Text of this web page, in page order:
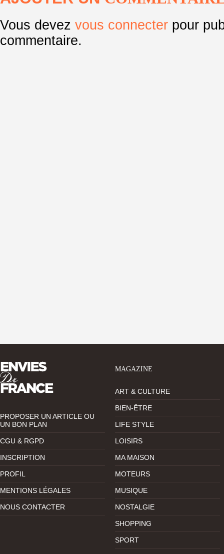
Vous devez vous connecter pour
commentaire.
PROPOSER UN ARTICLE OU
UN BON PLAN
CGU & RGPD
INSCRIPTION
PROFIL
MENTIONS LÉGALES
NOUS CONTACTER
MAGAZINE
ART & CULTURE
BIEN-ÊTRE
LIFE STYLE
LOISIRS
MA MAISON
MOTEURS
MUSIQUE
NOSTALGIE
SHOPPING
SPORT